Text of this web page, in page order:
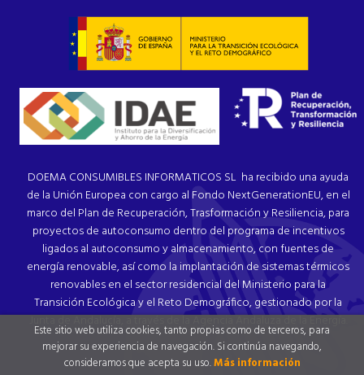
DOEMA CONSUMIBLES INFORMATICOS SL ha recibido una ayuda
de la Unión Europea con cargo al Fondo NextGenerationEU, en el
marco del Plan de Recuperación, Trasformación y Resiliencia, para
proyectos de autoconsumo dentro del programa de incentivos
ligados al autoconsumo y almacenamiento, con fuentes de
energía renovable, así como la implantación de sistemas térmicos
renovables en el sector residencial del Ministerio para la
Transición Ecológica y el Reto Demográfico, gestionado por la
Junta de Andalucía, a través de la Agencia Andaluza de la Energía.
Este sitio web utiliza cookies, tanto propias como de terceros, para
mejorar su experiencia de navegación. Si continúa navegando,
consideramos que acepta su uso.Más información